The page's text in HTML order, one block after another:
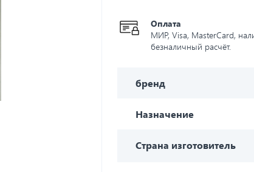
Оплата
МИР, Visa, MasterCard,
безналичный расчёт.
бренд
Назначение
Страна изготовитель